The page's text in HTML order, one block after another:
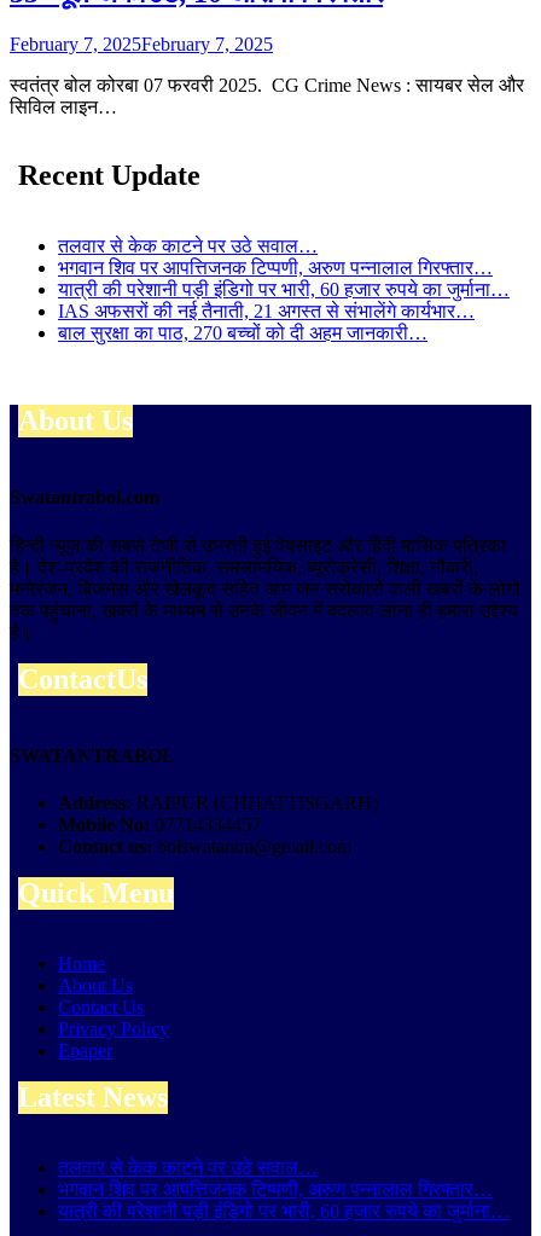
February 7, 2025February 7, 2025
स्वतंत्र बोल कोरबा 07 फरवरी 2025. CG Crime News : सायबर सेल और
सिविल लाइन…
Recent Update
तलवार से केक काटने पर उठे सवाल…
भगवान शिव पर आपत्तिजनक टिप्पणी, अरुण पन्नालाल गिरफ्तार…
यात्री की परेशानी पड़ी इंडिगो पर भारी, 60 हजार रुपये का जुर्माना…
IAS अफसरों की नई तैनाती, 21 अगस्त से संभालेंगे कार्यभार…
बाल सुरक्षा का पाठ, 270 बच्चों को दी अहम जानकारी…
About Us
Swatantrabol.com
हिन्दी न्यूज़ की सबसे तेजी से उभरती हुई वेबसाइट और हिंदी मासिक पत्रिका
है। देश-प्रदेश की राजनीतिक, समसामयिक, ब्यूरोक्रेसी, शिक्षा, नौकरी,
मनोरंजन, बिजनेस और खेलकूद सहित आम जन सरोकारों वाली खबरों के लोगो
तक पहुंचाना, खबरों के माध्यम से उनके जीवन में बदलाव लाना ही हमारा उद्देश्य
है।
ContactUs
SWATANTRABOL
Address: RAIPUR (CHHATTISGARH)
Mobile No: 07714334457
Contact us: bolswatantra@gmail.com
Quick Menu
Home
About Us
Contact Us
Privacy Policy
Epaper
Latest News
तलवार से केक काटने पर उठे सवाल…
भगवान शिव पर आपत्तिजनक टिप्पणी, अरुण पन्नालाल गिरफ्तार…
यात्री की परेशानी पड़ी इंडिगो पर भारी, 60 हजार रुपये का जुर्माना…